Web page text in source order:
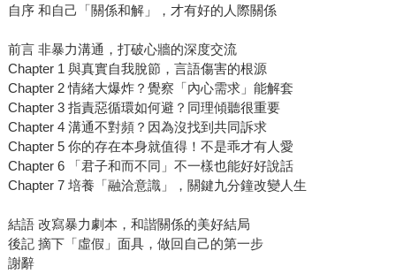
自序 和自己「關係和解」，才有好的人際關係
前言 非暴力溝通，打破心牆的深度交流
Chapter 1 與真實自我脫節，言語傷害的根源
Chapter 2 情緒大爆炸？覺察「內心需求」能解套
Chapter 3 指責惡循環如何避？同理傾聽很重要
Chapter 4 溝通不對頻？因為沒找到共同訴求
Chapter 5 你的存在本身就值得！不是乖才有人愛
Chapter 6 「君子和而不同」不一樣也能好好說話
Chapter 7 培養「融洽意識」，關鍵九分鐘改變人生
結語 改寫暴力劇本，和諧關係的美好結局
後記 摘下「虛假」面具，做回自己的第一步
謝辭